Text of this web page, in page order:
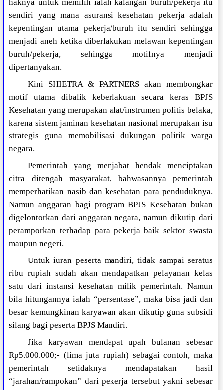
haknya untuk memilih ialah kalangan buruh/pekerja itu
sendiri yang mana asuransi kesehatan pekerja adalah
kepentingan utama pekerja/buruh itu sendiri sehingga
menjadi aneh ketika diberlakukan melawan kepentingan
buruh/pekerja, sehingga motifnya menjadi
dipertanyakan.
Kini SHIETRA & PARTNERS akan membongkar
motif utama dibalik keberlakuan secara keras BPJS
Kesehatan yang merupakan alat/instrumen politis belaka,
karena sistem jaminan kesehatan nasional merupakan isu
strategis guna memobilisasi dukungan politik warga
negara.
Pemerintah yang menjabat hendak menciptakan
citra ditengah masyarakat, bahwasannya pemerintah
memperhatikan nasib dan kesehatan para penduduknya.
Namun anggaran bagi program BPJS Kesehatan bukan
digelontorkan dari anggaran negara, namun dikutip dari
peramporkan terhadap para pekerja baik sektor swasta
maupun negeri.
Untuk iuran peserta mandiri, tidak sampai seratus
ribu rupiah sudah akan mendapatkan pelayanan kelas
satu dari instansi kesehatan milik pemerintah. Namun
bila hitungannya ialah “persentase”, maka bisa jadi dan
besar kemungkinan karyawan akan dikutip guna subsidi
silang bagi peserta BPJS Mandiri.
Jika karyawan mendapat upah bulanan sebesar
Rp5.000.000;- (lima juta rupiah) sebagai contoh, maka
pemerintah setidaknya mendapatakan hasil
“jarahan/rampokan” dari pekerja tersebut yakni sebesar